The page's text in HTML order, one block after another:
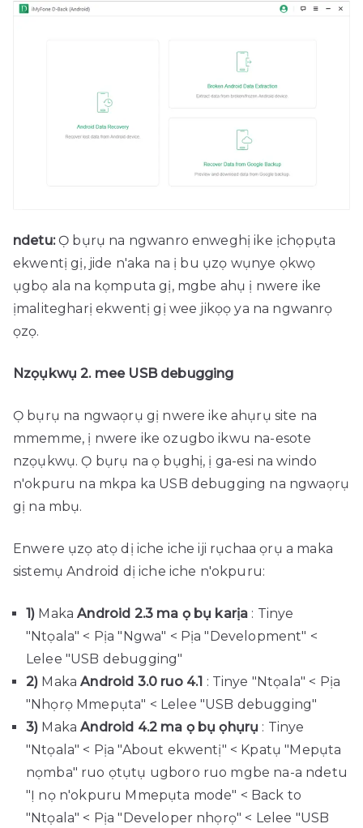
ndetu:Ọ bụrụ na ngwanro enweghị ike ịchọpụta
ekwentị gị, jide n'aka na ị bu ụzọ wụnye ọkwọ
ụgbọ ala na kọmputa gị, mgbe ahụ ị nwere ike
ịmalitegharị ekwentị gị wee jikọọ ya na ngwanrọ
ọzọ.
Nzọụkwụ 2. mee USB debugging
Ọ bụrụ na ngwaọrụ gị nwere ike ahụrụ site na
mmemme, ị nwere ike ozugbo ikwu na-esote
nzọụkwụ. Ọ bụrụ na ọ bụghị, ị ga-esi na windo
n'okpuru na mkpa ka USB debugging na ngwaọrụ
gị na mbụ.
Enwere ụzọ atọ dị iche iche iji rụchaa ọrụ a maka
sistemụ Android dị iche iche n'okpuru:
1) MakaAndroid 2.3 ma ọ bụ karịa : Tinye
"Ntọala" < Pịa "Ngwa" < Pịa "Development" <
Lelee "USB debugging"
2) MakaAndroid 3.0 ruo 4.1 : Tinye "Ntọala" < Pịa
"Nhọrọ Mmepụta" < Lelee "USB debugging"
3) MakaAndroid 4.2 ma ọ bụ ọhụrụ : Tinye
"Ntọala" < Pịa "About ekwentị" < Kpatụ "Mepụta
nọmba" ruo ọtụtụ ugboro ruo mgbe na-a ndetu
"Ị nọ n'okpuru Mmepụta mode" < Back to
"Ntọala" < Pịa "Developer nhọrọ" < Lelee "USB